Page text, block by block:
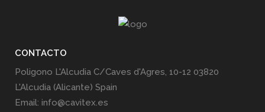
CONTACTO
Poligono L'Alcudia C/Caves d'Agres, 10-12 03820
L'Alcudia (Alicante) Spain
Email: info@cavitex.es